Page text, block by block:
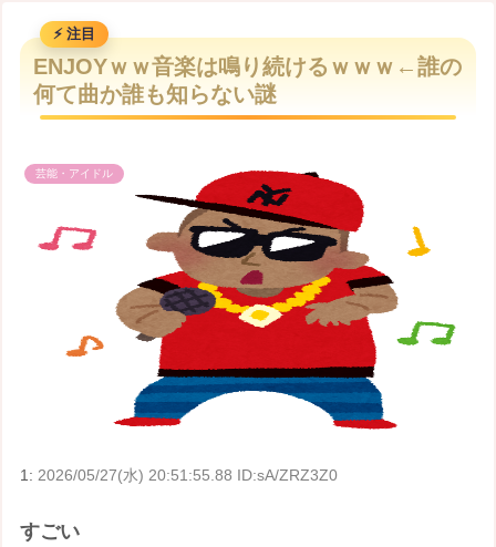
M
u
ENJOYｗｗ音楽は鳴り続けるｗｗｗ←誰の
何て曲か誰も知らない謎
芸能・アイドル
1: 2026/05/27(水) 20:51:55.88 ID:sA/ZRZ3Z0
すごい